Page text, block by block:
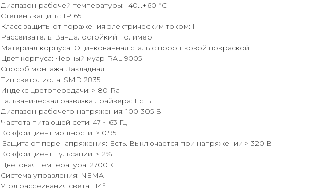
Диапазон рабочей температуры: -40...+60 °С
Степень защиты: IP 65
Класс защиты от поражения электрическим током: I
Рассеиватель: Вандалостойкий полимер
Материал корпуса: Оцинкованная сталь с порошковой покраской
Цвет корпуса: Черный муар RAL 9005
Способ монтажа: Закладная
Тип светодиода: SMD 2835
Индекс цветопередачи: > 80 Ra
Гальваническая развязка драйвера: Есть
Диапазон рабочего напряжения: 100-305 В
Частота питающей сети: 47 ~ 63 Гц
Коэффициент мощности: > 0.95
Защита от перенапряжения: Есть. Выключается при напряжении > 320 В
Коэффициент пульсации: < 2%
Цветовая температура: 2700К
Система управления: NEMA
Угол рассеивания света: 114°